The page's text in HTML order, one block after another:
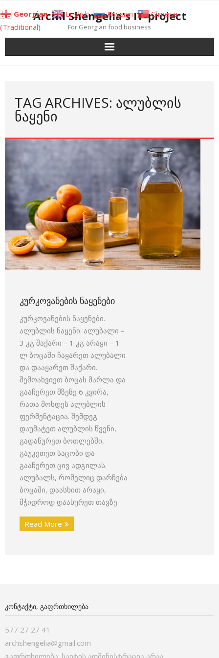
to
content
Archil Shengelia's IT-project
For Georgian food business
TAG ARCHIVES: ᲐᲚᲣᲑᲚᲘᲡ
ᲜᲐᲧᲔᲜᲘ
ᲙᲣᲠᲙᲝᲕᲐᲜᲔᲑᲘᲡ ᲜᲐᲧᲔᲜᲔᲑᲘ
კურკოვანების ნაყენები.
ალუბლის ნაყენი. ალუბალი –
3 კგ შაქარი – 1 კგ არაყი – 1
ლ ბოცაში ჩაყარეთ ალუბალი
და დააყარეთ შაქარი.
შემოახვიეთ ბოცას მარლა და
გააჩერეთ მზეზე 6 კვირა,
რათა მოხდეს ალუბლის
ფერმენტაცია. შემდეგ
დაუმატეთ ალუბლის წვენი,
გადაწურეთ ბოთლებში,
გაუკეთეთ საცობი და
გააჩერეთ ცივ ადგილას.
ალუბალს, რომელიც დარჩება
ბოცაში, დაასხით არაყი,
მჭიდროდ დაახურეთ თავზე
Read More
ᲙᲝᲜᲢᲐᲥᲢᲘ, ᲒᲐᲤᲠᲗᲮᲘᲚᲔᲑᲐ
577 27 27 41
archshengelia@gmail.com
გაფრთხილება: საიტის ადმინისტრაცია არაა
Georgian English Russian
Chinese
(Traditional)